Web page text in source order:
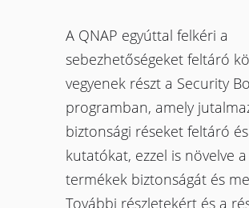
A QNAP egyúttal felkéri a
sebezhetőségeket feltáró
vegyenek részt a Security
programban, amely
biztonsági réseket feltáró
kutatókat, ezzel is növelve a
termékek biztonságát és
További részletekért és a